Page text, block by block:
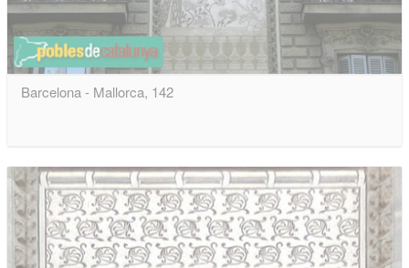
Barcelona - Mallorca, 142